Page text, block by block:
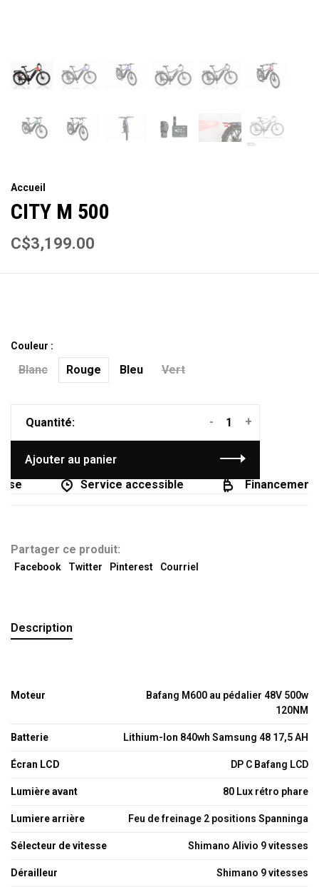
Accueil
CITY M 500
C$3,199.00
Couleur :
Blanc Rouge Bleu Vert
Quantité: +
-
Ajouter au panier
Service accessible Financement
Partager ce produit:
Facebook Twitter Pinterest Courriel
Description
Moteur
Bafang M600 au pédalier 48V 500w
120NM
Batterie Lithium-Ion 840wh Samsung 48 17,5 AH
Écran LCD DP C Bafang LCD
Lumière avant 80 Lux rétro phare
Lumiere arrière Feu de freinage 2 positions Spanninga
Sélecteur de vitesse Shimano Alivio 9 vitesses
Dérailleur Shimano 9 vitesses